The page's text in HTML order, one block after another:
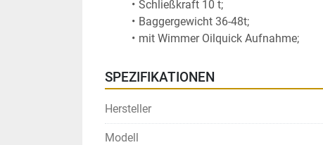
Schließkraft 10 t;
Baggergewicht 36-48t;
mit Wimmer Oilquick Aufnahme;
SPEZIFIKATIONEN
Hersteller
Modell